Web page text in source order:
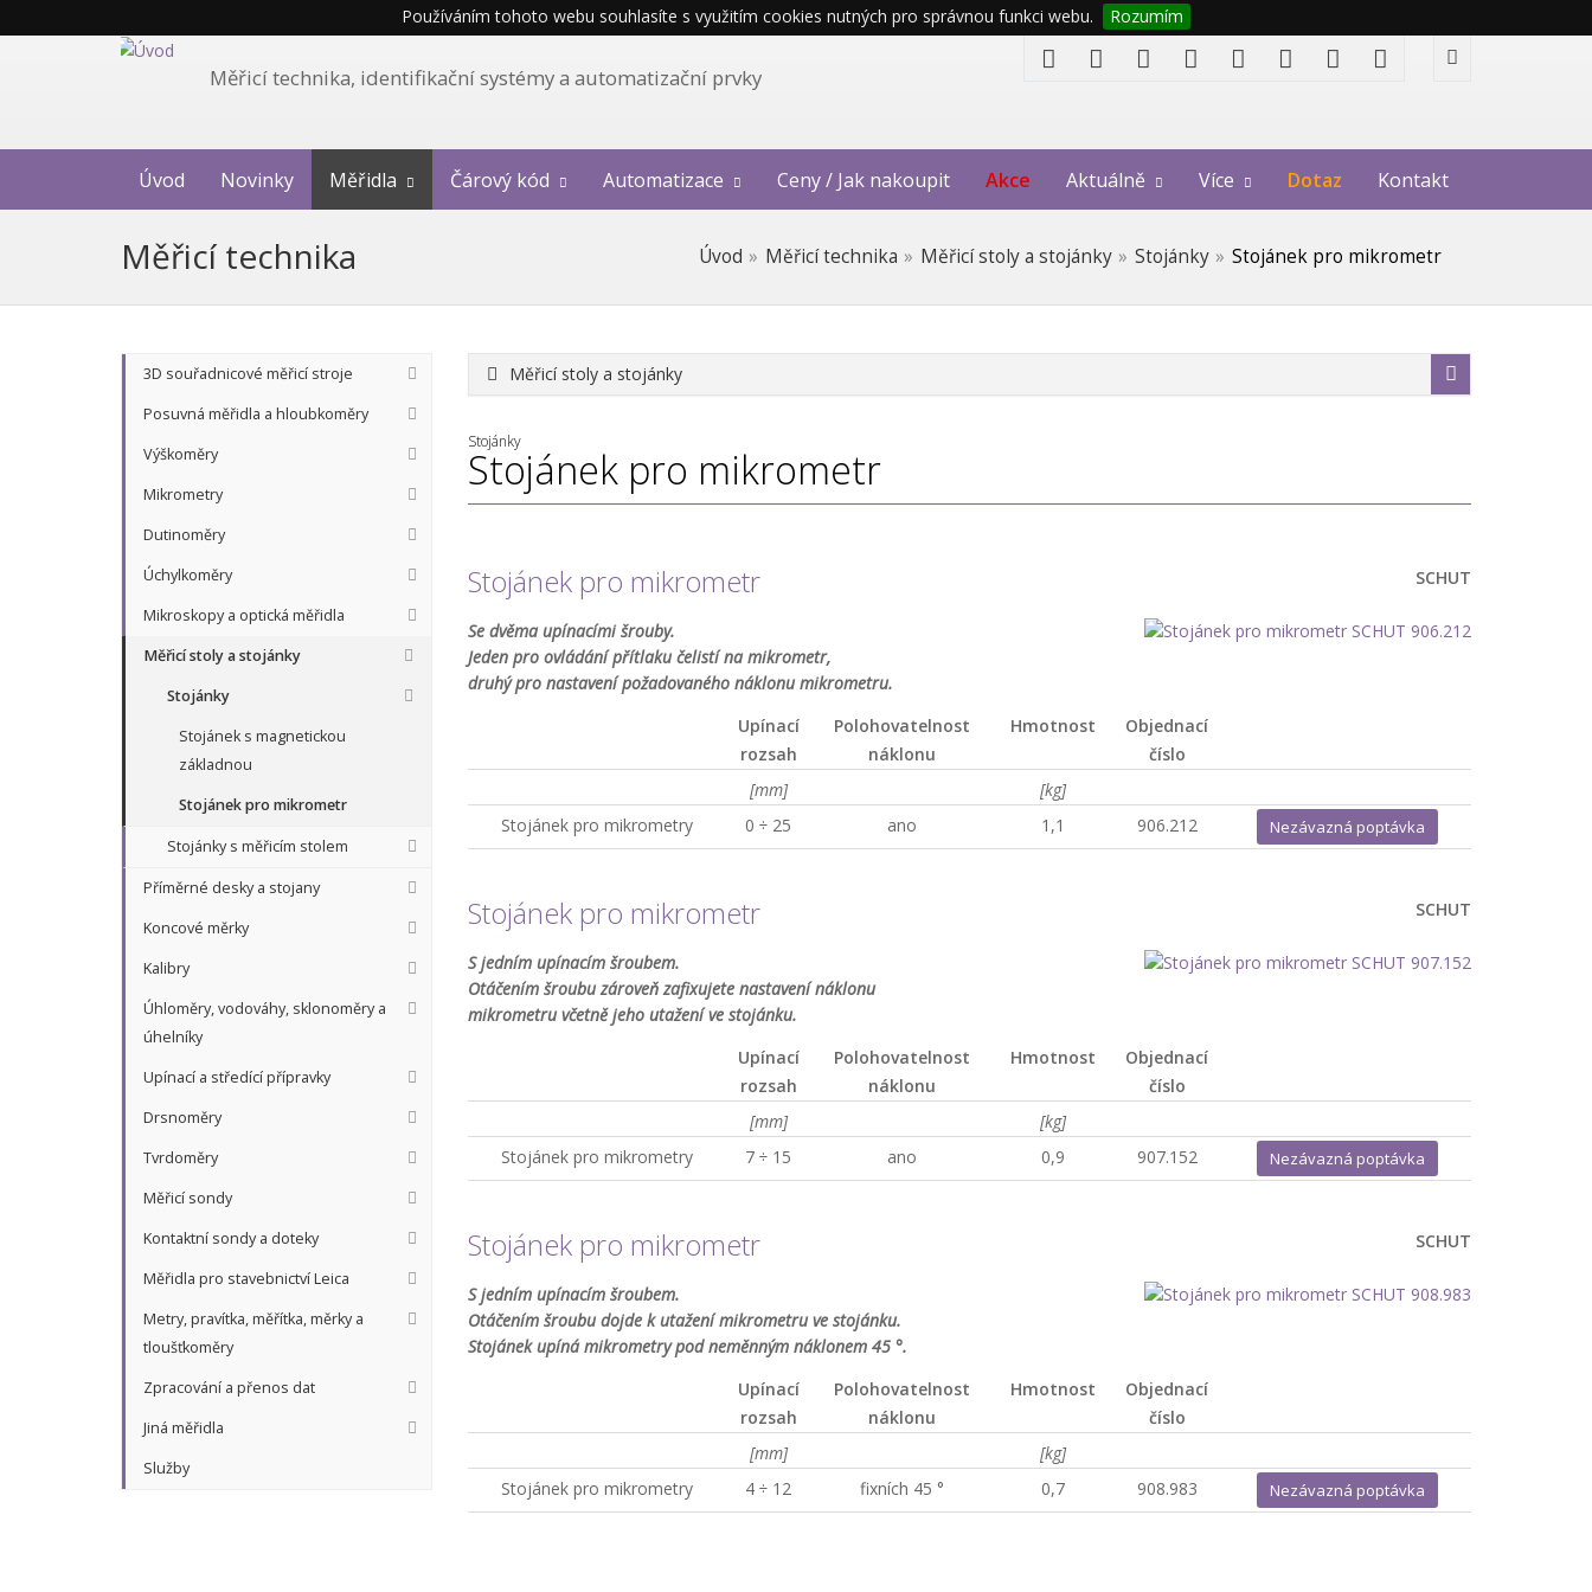
Používáním tohoto webu souhlasíte s využitím cookies nutných pro správnou funkci webu. Rozumím
Měřicí technika, identifikační systémy a automatizační prvky
Úvod Novinky Měřidla Čárový kód Automatizace Ceny / Jak nakoupit Akce Aktuálně Více Dotaz Kontakt
Měřicí technika Úvod Měřicí technika Měřicí stoly a stojánky Stojánky Stojánek pro mikrometr
3D souřadnicové měřicí stroje
Posuvná měřidla a hloubkoměry
Výškoměry
Mikrometry
Dutinoměry
Úchylkoměry
Mikroskopy a optická měřidla
Měřicí stoly a stojánky
Stojánky
Stojánek s magnetickou
základnou
Stojánek pro mikrometr
Stojánky s měřicím stolem
Příměrné desky a stojany
Koncové měrky
Kalibry
Úhloměry, vodováhy, sklonoměry a
úhelníky
Upínací a středící přípravky
Drsnoměry
Tvrdoměry
Měřicí sondy
Kontaktní sondy a doteky
Měřidla pro stavebnictví Leica
Metry, pravítka, měřítka, měrky a
tloušťkoměry
Zpracování a přenos dat
Jiná měřidla
Služby
Měřicí stoly a stojánky
Stojánky
Stojánek pro mikrometr
Stojánek pro mikrometr SCHUT
Se dvěma upínacími šrouby.
Jeden pro ovládání přítlaku čelistí na mikrometr,
druhý pro nastavení požadovaného náklonu mikrometru.
Upínací
rozsah
Polohovatelnost
náklonu
Hmotnost
Objednací
číslo
[mm]
[kg]
Stojánek pro mikrometry
0 ÷ 25 ano 1,1 906.212 Nezávazná poptávka
Stojánek pro mikrometr SCHUT
S jedním upínacím šroubem.
Otáčením šroubu zároveň zafixujete nastavení náklonu
mikrometru včetně jeho utažení ve stojánku.
Upínací
rozsah
Polohovatelnost
náklonu
Hmotnost
Objednací
číslo
[mm]
[kg]
Stojánek pro mikrometry
7 ÷ 15 ano 0,9 907.152 Nezávazná poptávka
Stojánek pro mikrometr SCHUT
S jedním upínacím šroubem.
Otáčením šroubu dojde k utažení mikrometru ve stojánku.
Stojánek upíná mikrometry pod neměnným náklonem 45 °.
Upínací
rozsah
Polohovatelnost
náklonu
Hmotnost
Objednací
číslo
[mm]
[kg]
Stojánek pro mikrometry
4 ÷ 12 fixních 45 ° 0,7 908.983 Nezávazná poptávka